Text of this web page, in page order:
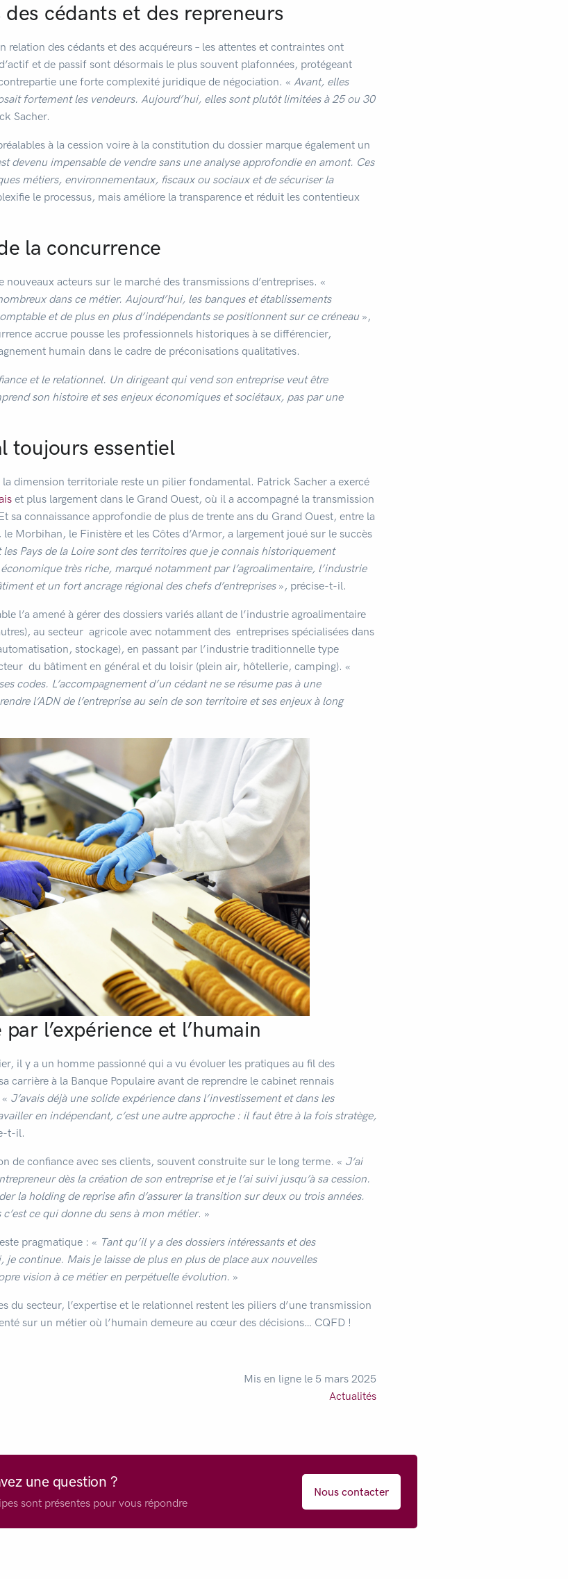
des cédants et des repreneurs
relation des cédants et des acquéreurs – les attentes et contraintes ont
et de passif sont désormais le plus souvent plafonnées, protégeant
une forte complexité juridique de négociation. « Avant, elles
fortement les vendeurs. Aujourd’hui, elles sont plutôt limitées à 25 ou 30
Sacher.
à la cession voire à la constitution du dossier marque également un
devenu impensable de vendre sans une analyse approfondie en amont. Ces
métiers, environnementaux, fiscaux ou sociaux et de sécuriser la
le processus, mais améliore la transparence et réduit les contentieux
la concurrence
acteurs sur le marché des transmissions d’entreprises. «
dans ce métier. Aujourd’hui, les banques et établissements
et de plus en plus d’indépendants se positionnent sur ce créneau»,
accrue pousse les professionnels historiques à se différencier,
humain dans le cadre de préconisations qualitatives.
et le relationnel. Un dirigeant qui vend son entreprise veut être
son histoire et ses enjeux économiques et sociétaux, pas par une
toujours essentiel
dimension territoriale reste un pilier fondamental. Patrick Sacher a exercé
et plus largement dans le Grand Ouest, où il a accompagné la transmission
sa connaissance approfondie de plus de trente ans du Grand Ouest, entre la
Morbihan, le Finistère et les Côtes d’Armor, a largement joué sur le succès
les Pays de la Loire sont des territoires que je connais historiquement
très riche, marqué notamment par l’agroalimentaire, l’industrie
et un fort ancrage régional des chefs d’entreprises », précise-t-il.
l’a amené à gérer des dossiers variés allant de l’industrie agroalimentaire
au secteur agricole avec notamment des entreprises spécialisées dans
stockage), en passant par l’industrie traditionnelle type
du bâtiment en général et du loisir (plein air, hôtellerie, camping). «
codes. L’accompagnement d’un cédant ne se résume pas à une
l’ADN de l’entreprise au sein de son territoire et ses enjeux à long
l’expérience et l’humain
il y a un homme passionné qui a vu évoluer les pratiques au fil des
carrière à la Banque Populaire avant de reprendre le cabinet rennais
J’avais déjà une solide expérience dans l’investissement et dans les
en indépendant, c’est une autre approche : il faut être à la fois stratège,
t-il.
de confiance avec ses clients, souvent construite sur le long terme. « J’ai
dès la création de son entreprise et je l’ai suivi jusqu’à sa cession.
la holding de reprise afin d’assurer la transition sur deux ou trois années.
ce qui donne du sens à mon métier. »
pragmatique : « Tant qu’il y a des dossiers intéressants et des
continue. Mais je laisse de plus en plus de place aux nouvelles
vision à ce métier en perpétuelle évolution. »
du secteur, l’expertise et le relationnel restent les piliers d’une transmission
sur un métier où l’humain demeure au cœur des décisions… CQFD !
Mis en ligne le 5 mars 2025
Actualités
une question ?
sont présentes pour vous répondre
Nous contacter